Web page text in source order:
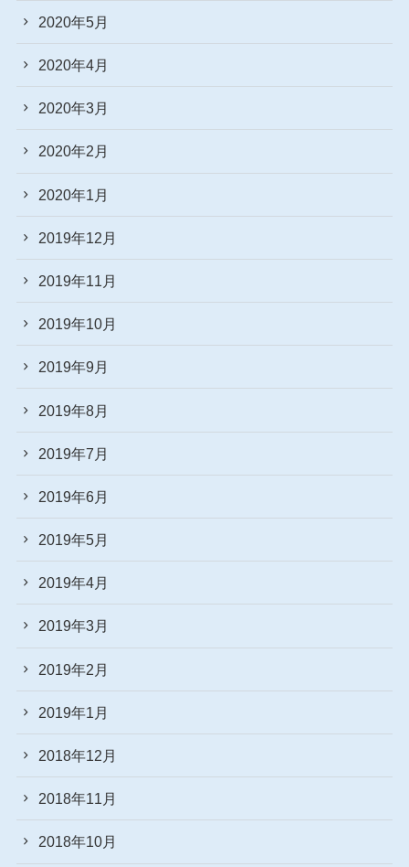
2020年5月
2020年4月
2020年3月
2020年2月
2020年1月
2019年12月
2019年11月
2019年10月
2019年9月
2019年8月
2019年7月
2019年6月
2019年5月
2019年4月
2019年3月
2019年2月
2019年1月
2018年12月
2018年11月
2018年10月